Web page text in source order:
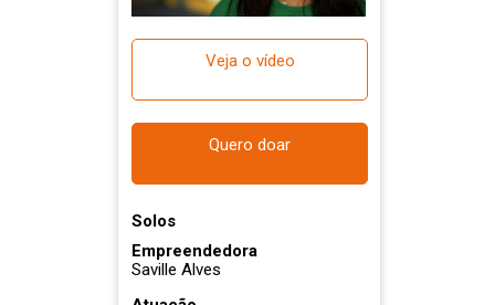
Veja o vídeo
Quero doar
Solos
Empreendedora
Saville Alves